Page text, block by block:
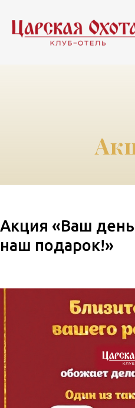
Акция «Ваш
наш подарок!»